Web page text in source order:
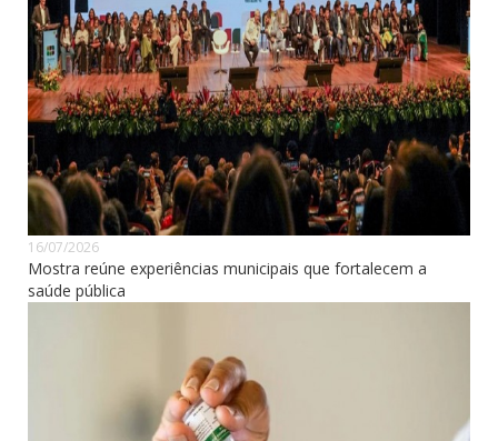
16/07/2026
Mostra reúne experiências municipais que fortalecem a
saúde pública